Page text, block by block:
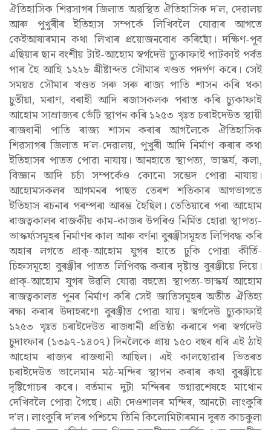
ঐতিহাসিক শিৱসাগৰ জিলাত অৱস্থিত ঐতিহাসিক দ'ল, দেৱালয়
আৰু পুখুৰীৰ ইতিহাস সম্পৰ্কে লিখিবলৈ যোৱাৰ আগতে
কেইআষাৰমান কথা লিখাৰ প্ৰয়োজনবোধ কৰিছোঁ। দক্ষিণ-পূব
এছিয়াৰ ছান বংশীয় টাই-আহোম স্বৰ্গদেউ চ্যুকাফাই পাটকাই পৰ্বত
পাৰ হৈ আহি ১২২৮ খ্ৰীষ্টাব্দত সৌমাৰ খণ্ডত পদৰ্পণ কৰে। সেই
সময়ত সৌমাৰ খণ্ডত সৰু সৰু ৰাজ্য পাতি শাসন কৰি থকা
চুতীয়া, মৰাণ, বৰাহী আদি ৰজাসকলক পৰাস্ত কৰি চ্যুকাফাই
আহোম সাম্ৰাজ্যৰ ভেঁটি স্থাপন কৰি ১২৫৩ খৃঃত চৰাইদেউত স্থায়ী
ৰাজধানী পাতি ৰাজ্য শাসন কৰাৰ আগলৈকে ঐতিহাসিক
শিৱসাগৰ জিলাত দ'ল-দেৱালয়, পুখুৰী আদি নিৰ্মাণ কৰাৰ কথা
ইতিহাসৰ পাতত পোৱা নাযায়। আনহাতে স্থাপত্য, ভাস্কৰ্য, কলা,
বিজ্ঞান আদি চৰ্চা সম্পৰ্কেও কোনো সম্ভেদ পোৱা নাযায়।
আহোমসকলৰ আগমনৰ পাছত তেৰশ শতিকাৰ আগভাগতে
ইতিহাস ৰচনাৰ পৰম্পৰা আৰম্ভ হৈছিল। তেতিয়াৰে পৰা আহোম
ৰাজত্বকালৰ ৰাজকীয় কাম-কাজৰ উপৰিও নিৰ্মিত হোৱা স্থাপত্য-
ভাস্কৰ্য্যসমূহৰ নিৰ্মাণৰ কাল আৰু বৰ্ণনা বুৰঞ্জীসমূহত লিপিবদ্ধ কৰি
অহাৰ লগতে প্ৰাক্-আহোম যুগৰ হাতে ঢুকি পোৱা কীৰ্তি-
চিহ্নসমূহো বুৰঞ্জীৰ পাতত লিপিবদ্ধ কৰাৰ দৃষ্টান্ত বুৰঞ্জীয়ে দিয়ে।
প্ৰাক্-আহোম যুগৰ উৱলি যোৱা বহুতো স্থাপত্য-ভাস্কৰ্য আহোম
ৰাজত্বকালত পুনৰ নিৰ্মাণ কৰি সেই জাতিসমূহৰ অতীত ঐতিহ্য
ৰক্ষা কৰাৰ উদাহৰণো বুৰঞ্জীত পোৱা যায়। স্বৰ্গদেউ চ্যুকাফাই
১২৫৩ খৃঃত চৰাইদেউত ৰাজধানী প্ৰতিষ্ঠা কৰাৰে পৰা স্বৰ্গদেউ
চুদাংফাৰ (১৩৯৭-১৪০৭) দিনলৈকে প্ৰায় ১৫০ বছৰ ধৰি এই ঠাই
আহোম ৰাজ্যৰ ৰাজধানী আছিল। এই কালছোৱাৰ ভিতৰত
চৰাইদেউত ভালেমান মঠ-মন্দিৰ স্থাপন কৰাৰ কথা বুৰঞ্জীয়ে
দৃষ্টিগোচৰ কৰে। বৰ্তমান দুটা মন্দিৰৰ ভগ্নাৱশেষহে মাথোন
দেখিবলৈ পোৱা গৈছে। এটা দেওশালৰ মন্দিৰ, আনটো লাংকুৰি
দ'ল। লাংকুৰি দ'লৰ পশ্চিমে তিনি কিলোমিটাৰমান দূৰত কাচকুলা